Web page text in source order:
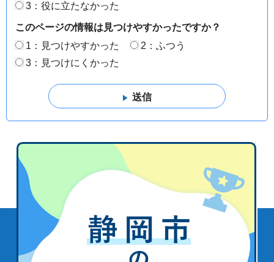
3：役に立たなかった
このページの情報は見つけやすかったですか？
1：見つけやすかった
2：ふつう
3：見つけにくかった